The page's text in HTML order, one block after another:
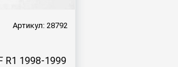
Артикул: 28792
R1 1998-1999